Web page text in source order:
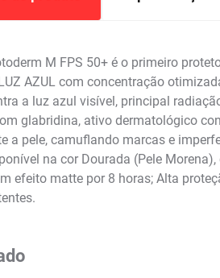
M FPS 50+ é o primeiro
LUZ AZUL com concentração
a luz azul visível, principal
glabridina, ativo dermatológico
a pele, camuflando marcas e
na cor Dourada (Pele
efeito matte por 8 horas; Alta